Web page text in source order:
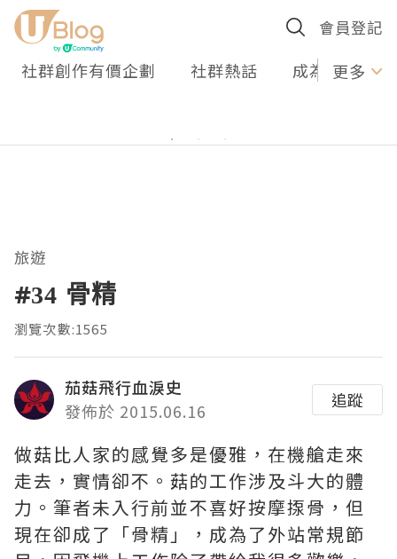
會員登記
社群創作有價企劃 社群熱話 成為U更多
旅遊
#34 骨精
瀏覽次數:1565
茄菇飛行血淚史
發佈於 2015.06.16
追蹤
做菇比人家的感覺多是優雅，在機艙走來
走去，實情卻不。菇的工作涉及斗大的體
力。筆者未入行前並不喜好按摩揼骨，但
現在卻成了「骨精」，成為了外站常規節